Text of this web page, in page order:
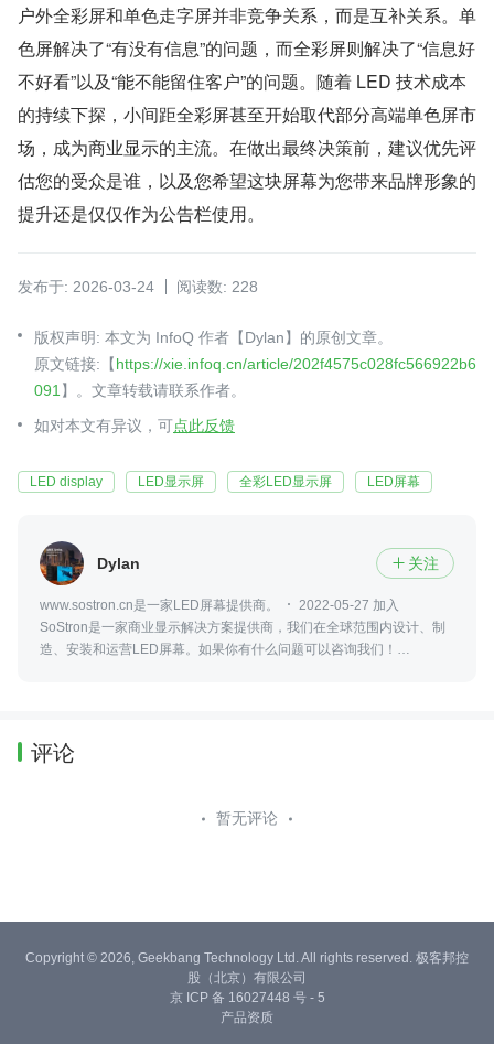
户外全彩屏和单色走字屏并非竞争关系，而是互补关系。单
色屏解决了“有没有信息”的问题，而全彩屏则解决了“信息好
不好看”以及“能不能留住客户”的问题。随着 LED 技术成本
的持续下探，小间距全彩屏甚至开始取代部分高端单色屏市
场，成为商业显示的主流。在做出最终决策前，建议优先评
估您的受众是谁，以及您希望这块屏幕为您带来品牌形象的
提升还是仅仅作为公告栏使用。
发布于: 2026-03-24 阅读数: 228
版权声明: 本文为 InfoQ 作者【Dylan】的原创文章。
原文链接:【https://xie.infoq.cn/article/202f4575c028fc566922b6
091 】。文章转载请联系作者。
如对本文有异议，可点此反馈
LED display LED显示屏 全彩LED显示屏 LED屏幕
Dylan  关注
www.sostron.cn是一家LED屏幕提供商。
2022-05-27 加入
SoStron是一家商业显示解决方案提供商，我们在全球范围内设计、制
造、安装和运营LED屏幕。如果你有什么问题可以咨询我们！
评论
暂无评论
Copyright © 2026, Geekbang Technology Ltd. All rights reserved. 极客邦控
股（北京）有限公司
京 ICP 备 16027448 号 - 5
产品资质